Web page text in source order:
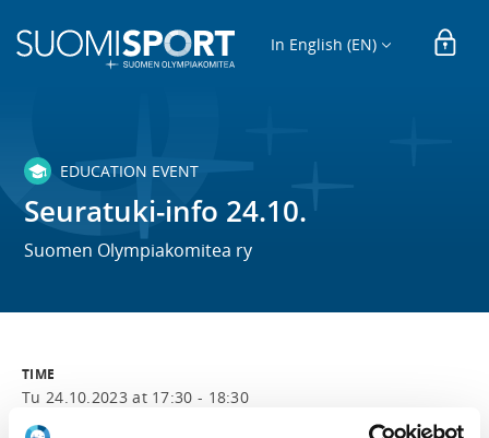
In English (EN)
EDUCATION EVENT
Seuratuki-info 24.10.
Suomen Olympiakomitea ry
TIME
Tu 24.10.2023 at 17:30 - 18:30